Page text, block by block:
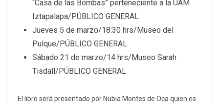
“Casa de las Bombas” perteneciente a la UAM
Iztapalapa/PÚBLICO GENERAL
Jueves 5 de marzo/18:30 hrs/Museo del
Pulque/PÚBLICO GENERAL
Sábado 21 de marzo/14 hrs/Museo Sarah
Tisdall/PÚBLICO GENERAL
El libro será presentado por Nubia Montes de Oca quien es